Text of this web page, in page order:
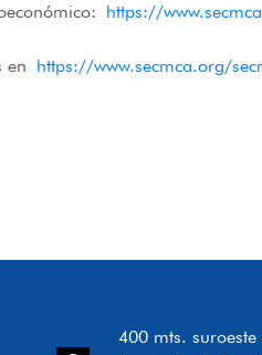
https://
en https://www.secmca.org/
400 mts.